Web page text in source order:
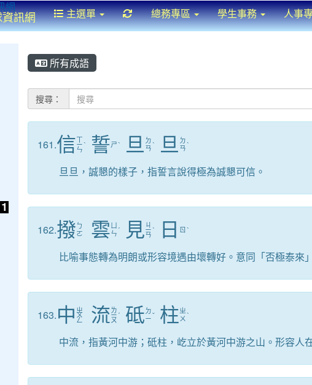
訊網 主選單 重新取得佈景設定
總務專區 學生事務 人事
所有成語
搜尋：
161.信ㄒ
ㄧ
ㄣ
ˋ 誓ㄕˋ 旦
ㄉ
ㄢˋ 旦
ㄉ
ㄢˋ
旦旦，誠懇的樣子，指誓言說得極為誠懇可信。
162.撥 ㄅ
ㄛ
雲ㄣ ˊ 見 ㄐ
ㄧ
ㄢ
ˋ 日 ㄖ ˋ
比喻事態轉為明朗或形容境遇由壞轉好。意同「否極泰來
163.中 ㄓ
ㄨ
ㄥ 流ㄌ
ㄧ
ㄡ
ˊ 砥 ㄉ
ㄧˇ 柱ㄓ
ㄨ ˋ
中流，指黃河中游；砥柱，屹立於黃河中游之山。形容人